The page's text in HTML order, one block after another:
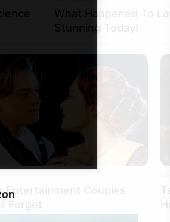
Entertainment Couples